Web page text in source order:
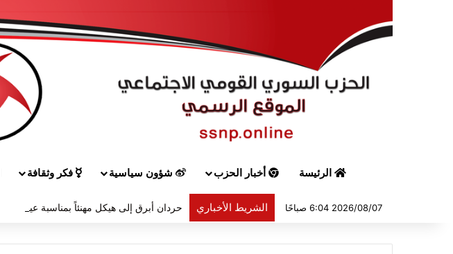
الرئيسة أخبار الحزب شؤون سياسية فكر وثقافة
2026/08/07 6:04 صباحًا الشريط الأخباري حردان أبرق إلى هيكل مهنئاً بمناسبة عيد الجيش